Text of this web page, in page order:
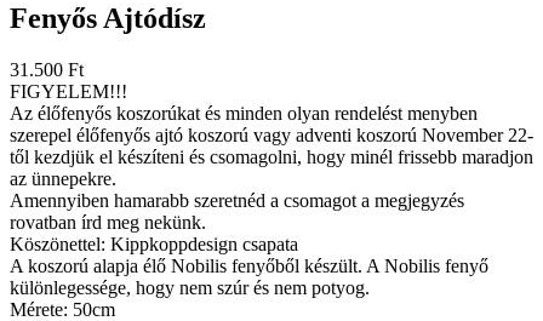
Fenyős Ajtódísz
31.500 Ft
FIGYELEM!!!
Az élőfenyős koszorúkat és minden olyan rendelést menyben
szerepel élőfenyős ajtó koszorú vagy adventi koszorú November 22-
től kezdjük el készíteni és csomagolni, hogy minél frissebb maradjon
az ünnepekre.
Amennyiben hamarabb szeretnéd a csomagot a megjegyzés
rovatban írd meg nekünk.
Köszönettel: Kippkoppdesign csapata
A koszorú alapja élő Nobilis fenyőből készült. A Nobilis fenyő
különlegessége, hogy nem szúr és nem potyog.
Mérete: 50cm